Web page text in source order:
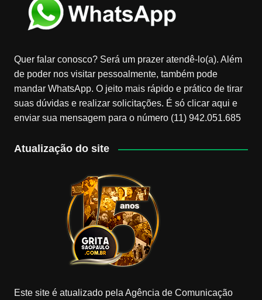
Quer falar conosco? Será um prazer atendê-lo(a). Além
de poder nos visitar pessoalmente, também pode
mandar WhatsApp. O jeito mais rápido e prático de tirar
suas dúvidas e realizar solicitações. É só clicar aqui e
enviar sua mensagem para o número (11) 942.051.685
Atualização do site
Este site é atualizado pela Agência de Comunicação